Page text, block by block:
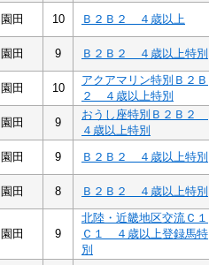
園田 10 Ｂ２Ｂ２ ４歳以上
園田 9 Ｂ２Ｂ２ ４歳以上特別
園田 10
アクアマリン特別Ｂ２Ｂ
２ ４歳以上特別
園田 9
おうし座特別Ｂ２Ｂ２
４歳以上特別
園田 9 Ｂ２Ｂ２ ４歳以上特別
園田 8 Ｂ２Ｂ２ ４歳以上特別
園田 9
北陸・近畿地区交流Ｃ１
Ｃ１ ４歳以上登録馬特
別